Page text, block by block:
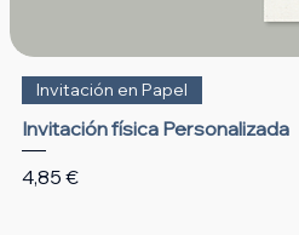
Invitación en Papel
Invitación física Personalizada
Precio
4,85 €